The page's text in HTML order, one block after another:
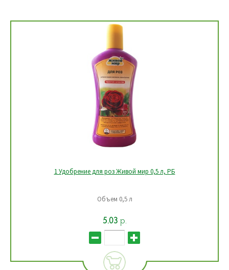
1 Удобрение универсальное для комнатных растений Живой
Объем 0,5 л
5.03р.